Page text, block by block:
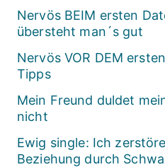
Nervös BEIM ersten
übersteht man´s gut
Nervös VOR DEM
Tipps
Mein Freund duldet
nicht
Ewig single: Ich
Beziehung durch